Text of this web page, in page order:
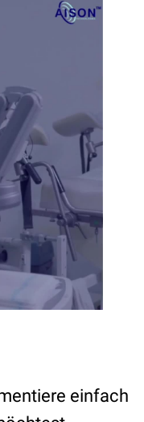
einfach